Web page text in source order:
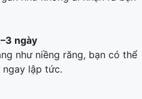
ngày
như niềng răng, bạn có thể
ngay lập tức.